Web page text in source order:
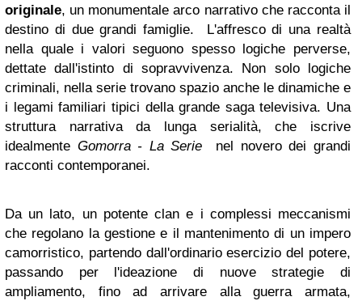
originale, un monumentale arco narrativo che racconta il
destino di due grandi famiglie. L'affresco di una realtà
nella quale i valori seguono spesso logiche perverse,
dettate dall'istinto di sopravvivenza. Non solo logiche
criminali, nella serie trovano spazio anche le dinamiche e
i legami familiari tipici della grande saga televisiva. Una
struttura narrativa da lunga serialità, che iscrive
idealmente Gomorra - La Serie nel novero dei grandi
racconti contemporanei.
Da un lato, un potente clan e i complessi meccanismi
che regolano la gestione e il mantenimento di un impero
camorristico, partendo dall'ordinario esercizio del potere,
passando per l'ideazione di nuove strategie di
ampliamento, fino ad arrivare alla guerra armata,